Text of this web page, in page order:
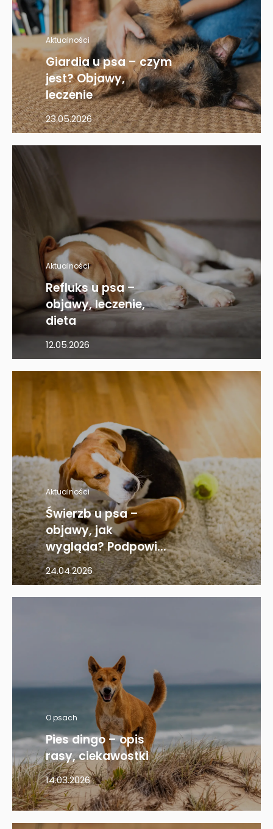
Aktualności
Giardia u psa – czym
jest? Objawy,
leczenie
23.05.2026
Aktualności
Refluks u psa –
objawy, leczenie,
dieta
12.05.2026
Aktualności
Świerzb u psa –
objawy, jak
wygląda? Podpowi...
24.04.2026
O psach
Pies dingo – opis
rasy, ciekawostki
14.03.2026